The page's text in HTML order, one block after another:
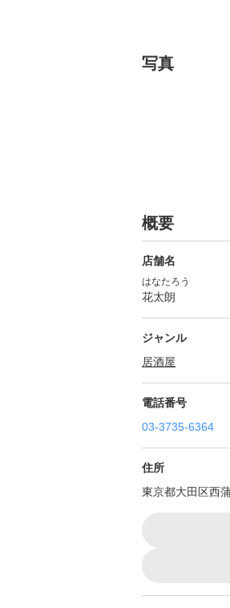
写真
概要
店舗名
はなたろう
花太朗
ジャンル
居酒屋
電話番号
03-3735-6364
住所
東京都大田区西